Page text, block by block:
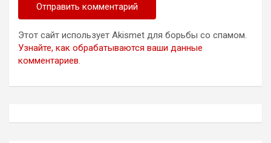
Этот сайт использует Akismet для борьбы со спамом.
Узнайте, как обрабатываются ваши данные
комментариев.